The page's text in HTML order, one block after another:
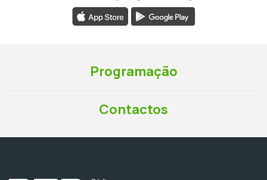
Programação
Contactos